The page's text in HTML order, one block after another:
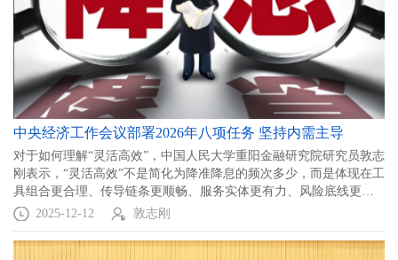
中央经济工作会议部署2026年八项任务 坚持内需主导
对于如何理解“灵活高效”，中国人民大学重阳金融研究院研究员敦志
刚表示，“灵活高效”不是简化为降准降息的频次多少，而是体现在工
具组合更合理、传导链条更顺畅、服务实体更有力、风险底线更牢
固。2025-12-12 敦志刚